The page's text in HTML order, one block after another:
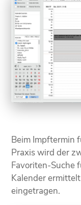
Beim Impftermin
Praxis wird der
Favoriten-Suche
Kalender
eingetragen.